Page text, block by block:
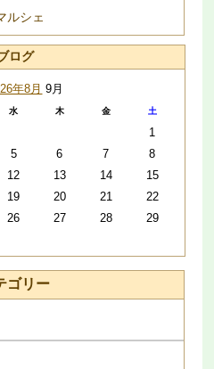
ルシェ
ログ
年8月 9月
水 木 金 土
1
5 6 7
8
12 13 14
15
19 20 21
22
26 27 28
29
ゴリー